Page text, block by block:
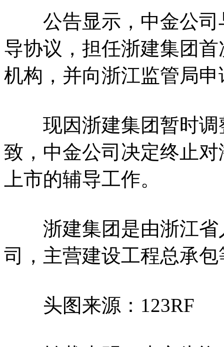
公告显示，中金公司
导协议，担任浙建集团
机构，并向浙江监管局
现因浙建集团暂时调
致，中金公司决定终止
上市的辅导工作。
浙建集团是由浙江省
司，主营建设工程总承
头图来源：123RF